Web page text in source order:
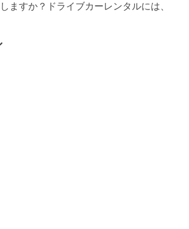
ますか？ドライブカーレンタルには、